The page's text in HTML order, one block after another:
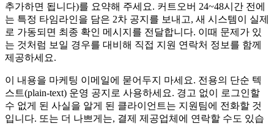
추가하면 됩니다)를 요약해 주세요. 커트오버 24~48시간 전에
는 특정 타임라인을 담은 2차 공지를 보내고, 새 시스템이 실제
로 가동되면 최종 확인 메시지를 전달합니다. 이때 문제가 있
는 것처럼 보일 경우를 대비해 직접 지원 연락처 정보를 함께
제공하세요.
이 내용을 마케팅 이메일에 묻어두지 마세요. 전용의 단순 텍
스트(plain-text) 운영 공지로 사용하세요. 경고 없이 로그인할
수 없게 된 사실을 알게 된 클라이언트는 지원팀에 전화할 것
입니다. 또는 더 나쁘게는, 결제 제공업체에 연락할 수도 있습